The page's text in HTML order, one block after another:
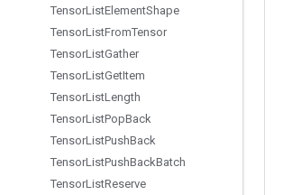
TensorListElementShape
TensorListFromTensor
TensorListGather
TensorListGetItem
TensorListLength
TensorListPopBack
TensorListPushBack
TensorListPushBackBatch
TensorListReserve